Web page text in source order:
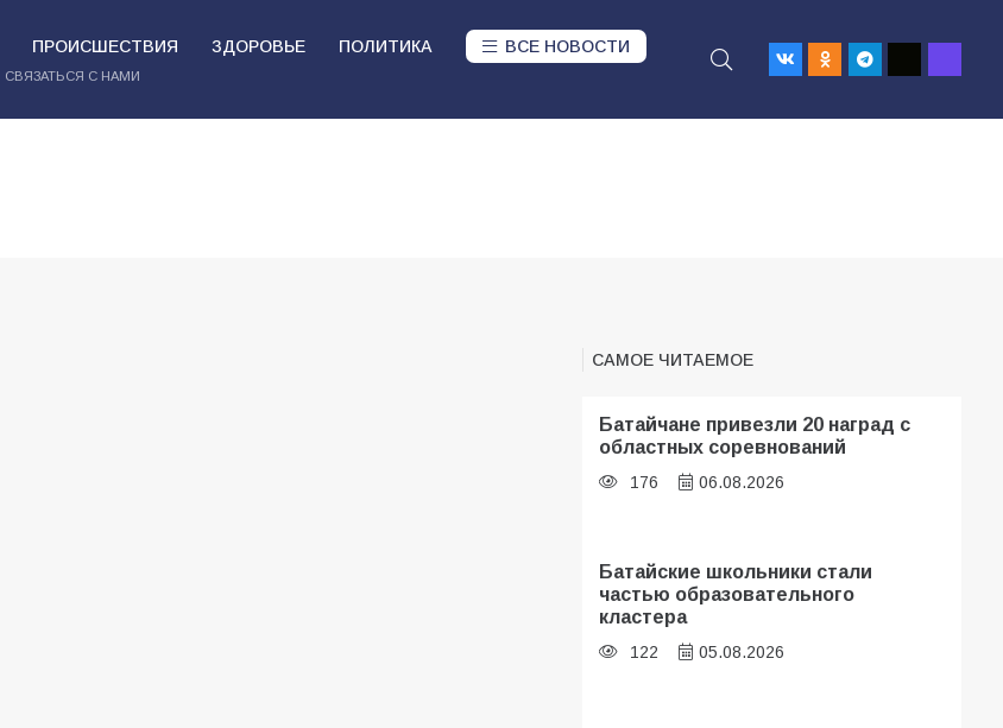
ПРОИСШЕСТВИЯ ЗДОРОВЬЕ ПОЛИТИКА ВСЕ НОВОСТИ
СВЯЗАТЬСЯ С НАМИ
САМОЕ ЧИТАЕМОЕ
Батайчане привезли 20 наград с
областных соревнований
176 06.08.2026
Батайские школьники стали
частью образовательного
кластера
122 05.08.2026